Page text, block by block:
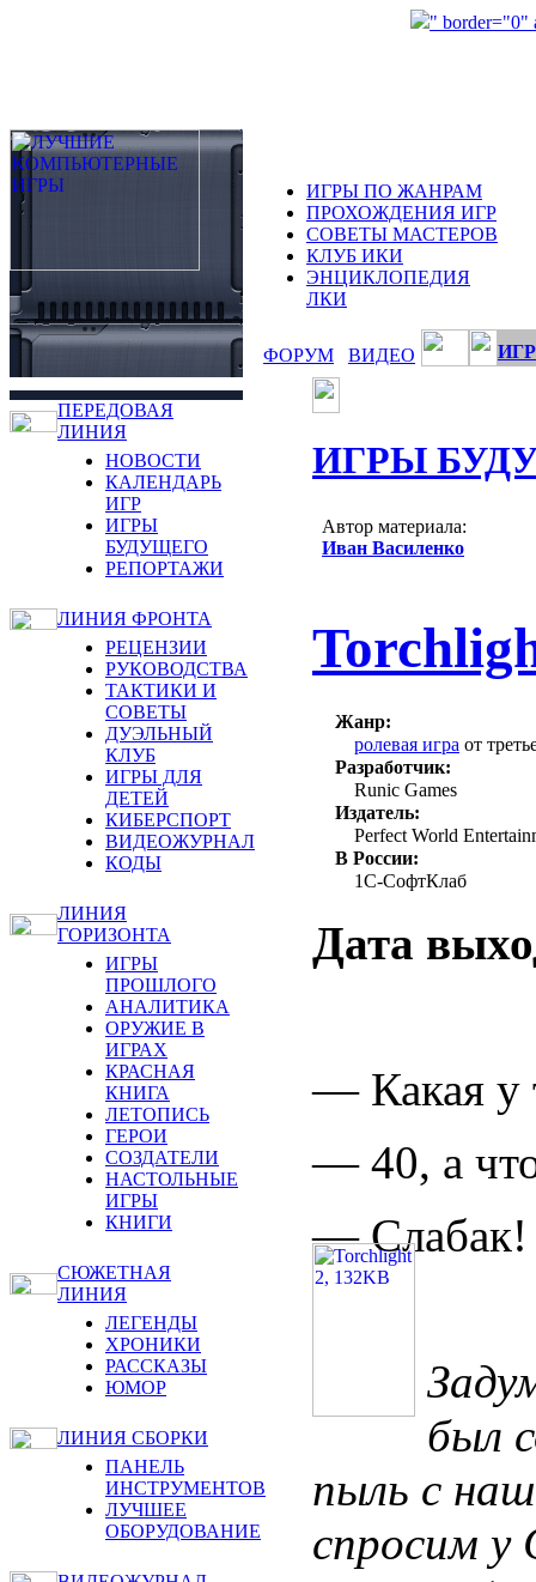
" border="0"
ИГРЫ ПО ЖАНРАМ
ПРОХОЖДЕНИЯ ИГР
СОВЕТЫ МАСТЕРОВ
КЛУБ ИКИ
ЭНЦИКЛОПЕДИЯ
ЛКИ
ФОРУМ ВИДЕО
ПЕРЕДОВАЯ
ЛИНИЯ
НОВОСТИ
КАЛЕНДАРЬ
ИГР
ИГРЫ
БУДУЩЕГО
РЕПОРТАЖИ
ЛИНИЯ ФРОНТА
РЕЦЕНЗИИ
РУКОВОДСТВА
ТАКТИКИ И
СОВЕТЫ
ДУЭЛЬНЫЙ
КЛУБ
ИГРЫ ДЛЯ
ДЕТЕЙ
КИБЕРСПОРТ
ВИДЕОЖУРНАЛ
КОДЫ
ЛИНИЯ
ГОРИЗОНТА
ИГРЫ
ПРОШЛОГО
АНАЛИТИКА
ОРУЖИЕ В
ИГРАХ
КРАСНАЯ
КНИГА
ЛЕТОПИСЬ
ГЕРОИ
СОЗДАТЕЛИ
НАСТОЛЬНЫЕ
ИГРЫ
КНИГИ
СЮЖЕТНАЯ
ЛИНИЯ
ЛЕГЕНДЫ
ХРОНИКИ
РАССКАЗЫ
ЮМОР
ЛИНИЯ СБОРКИ
ПАНЕЛЬ
ИНСТРУМЕНТОВ
ЛУЧШЕЕ
ОБОРУДОВАНИЕ
ИГРЫ
Автор материала:
Иван Василенко
Жанр:
ролевая игра от
Разработчик:
Runic Games
Издатель:
Perfect World
В России:
1С-СофтКлаб
Дата
— Какая у
— 40, а
— Слабак!
был
пыль с
спросим у